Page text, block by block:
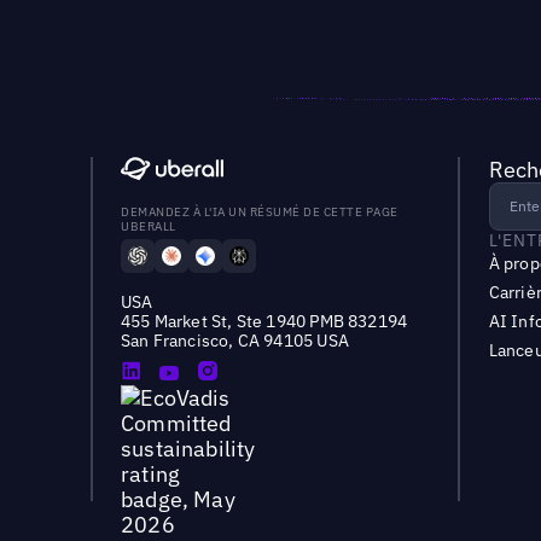
DEMANDEZ À L'IA UN RÉSUMÉ DE CETTE PAGE
UBERALL
USA
455 Market St, Ste 1940 PMB 832194
San Francisco, CA 94105 USA
À
AI